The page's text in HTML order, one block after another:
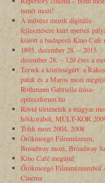
ismét mozi!
A művész mozik digitális
fejlesztésére kiírt nyertes
között a budapesti Kino Cafe
1895. december 28. – 2015.
december 28. – 120 éves a
Tervek a közösségért: a
patak és a Maros mozi
Rothmann Gabriella írása-
epiteszforum.hu
Rövid történetek a magyar
hőskorából, MÚLT-KOR
Toldi mozi 2004, 2008
Örökmozgó Filmmúzeum,
Broadway mozi, Broadway
Kino Café megújul
Örökmozgó Filmmúzeumból
Cinema